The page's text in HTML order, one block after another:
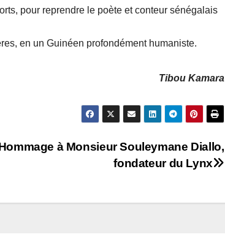
pour reprendre le poète et conteur sénégalais
en un Guinéen profondément humaniste.
Tibou Kamara
à Monsieur Souleymane Diallo,
fondateur du Lynx